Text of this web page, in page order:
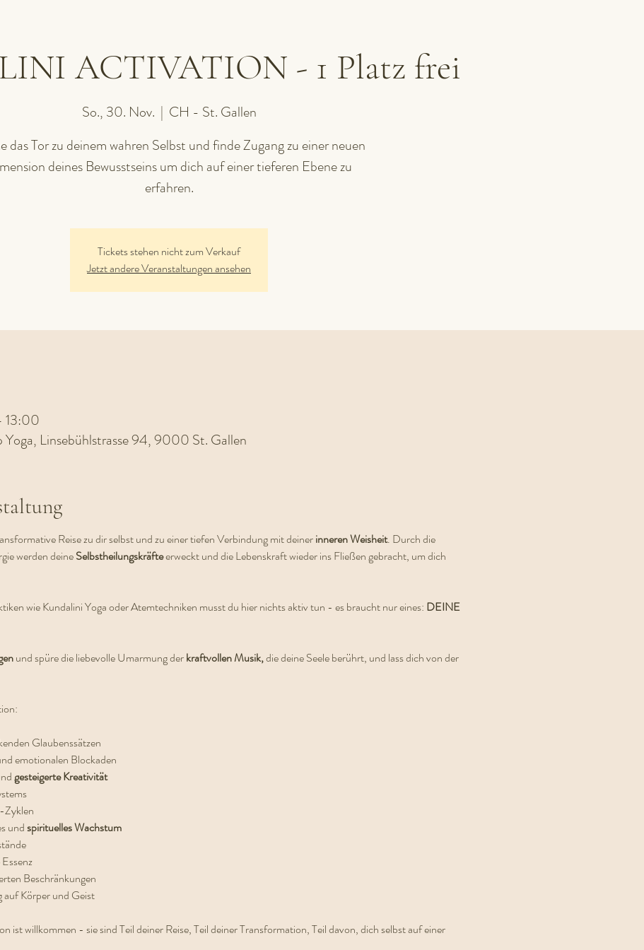
ACTIVATION - 1 Platz frei
So., 30. Nov.
  |
CH - St. Gallen
das Tor zu deinem wahren Selbst und finde Zugang zu einer neuen
deines Bewusstseins um dich auf einer tieferen Ebene zu
erfahren.
Tickets stehen nicht zum Verkauf
Jetzt andere Veranstaltungen ansehen
13:00
Linsebühlstrasse 94, 9000 St. Gallen
Reise zu dir selbst und zu einer tiefen Verbindung mit deiner inneren Weisheit. Durch die
werden deine Selbstheilungskräfte erweckt und die Lebenskraft wieder ins Fließen gebracht, um dich
wie Kundalini Yoga oder Atemtechniken musst du hier nichts aktiv tun - es braucht nur eines: DEINE
und spüre die liebevolle Umarmung der kraftvollen Musik, die deine Seele berührt, und lass dich von der
Glaubenssätzen
emotionalen Blockaden
gesteigerte Kreativität
Zyklen
und spirituelles Wachstum
Beschränkungen
auf Körper und Geist
ist willkommen - sie sind Teil deiner Reise, Teil deiner Transformation, Teil davon, dich selbst auf einer